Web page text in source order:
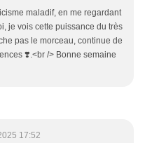
maladif, en me regardant
je vois cette puissance du très
pas le morceau, continue de
❣️.<br /> Bonne semaine
17:52